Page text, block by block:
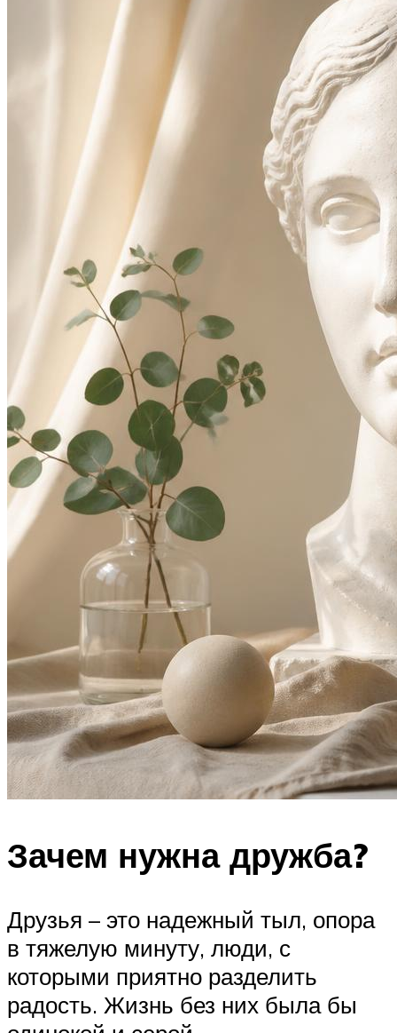
Зачем нужна дружба?
Друзья – это надежный тыл, опора
в тяжелую минуту, люди, с
которыми приятно разделить
радость. Жизнь без них была бы